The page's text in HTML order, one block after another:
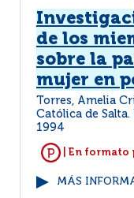
de los
sobre la
mujer en
Torres, Amelia
Católica de
1994
| En formato
MÁS